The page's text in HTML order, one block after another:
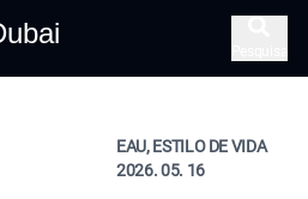
EAU, ESTILO DE VIDA
2026. 05. 16